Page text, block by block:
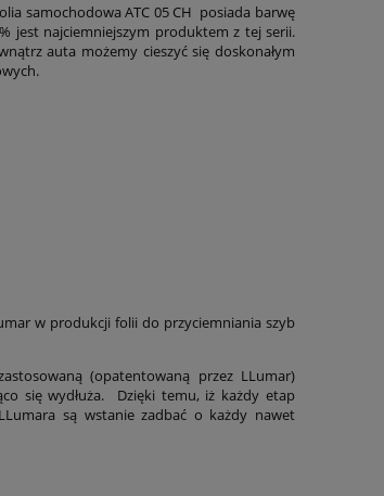
samochodowa ATC 05 CH posiada barwę
jest najciemniejszym produktem z tej serii.
auta możemy cieszyć się doskonałym
w produkcji folii do przyciemniania szyb
(opatentowaną przez LLumar)
się wydłuża. Dzięki temu, iż każdy etap
są wstanie zadbać o każdy nawet